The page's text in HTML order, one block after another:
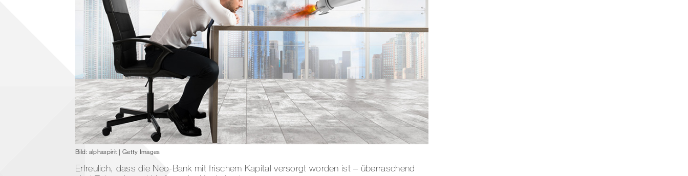
Bild: alphaspirit | Getty Images
Erfreulich, dass die Neo-Bank mit frischem Kapital versorgt worden ist – überraschend